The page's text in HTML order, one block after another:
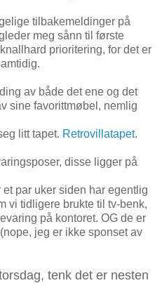
tilbakemeldinger på
meg sånn til første
prioritering, for det er
av både det ene og det
sine favorittmøbel, nemlig
litt tapet. Retrovillatapet.
disse ligger på
par uker siden har egentlig
vi tidligere brukte til tv-benk,
på kontoret. OG de er
jeg er ikke sponset av
tenk det er nesten